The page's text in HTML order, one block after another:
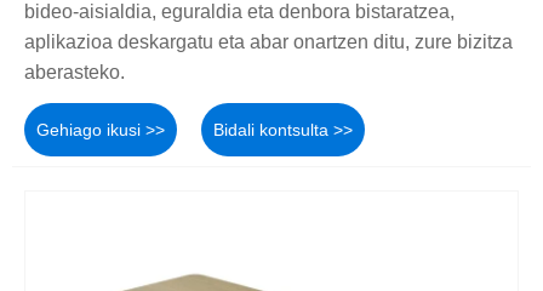
bideo-aisialdia, eguraldia eta denbora bistaratzea,
aplikazioa deskargatu eta abar onartzen ditu, zure bizitza
aberasteko.
Gehiago ikusi >> Bidali kontsulta >>